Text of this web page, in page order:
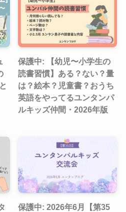
保護中: 【幼児〜小学生の
読書習慣】ある？ない？量
は？絵本？児童書？おうち
英語をやってるユンタンパ
ルキッズ仲間・2026年版
保護中: 2026年6月【第35